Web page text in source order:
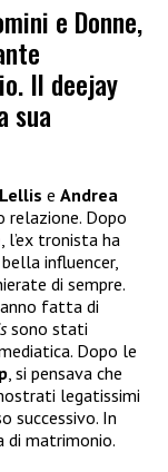
e Donne,
Il deejay
sua
e Andrea
Dopo
, l’ex tronista ha
influencer,
di sempre.
fatta di
sono stati
Dopo le
, si pensava che
legatissimi
successivo. In
matrimonio.